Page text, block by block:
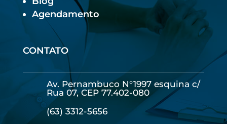
Agendamento
CONTATO
Av. Pernambuco N°1997 esquina c/
Rua 07, CEP 77.402-080
(63) 3312-5656